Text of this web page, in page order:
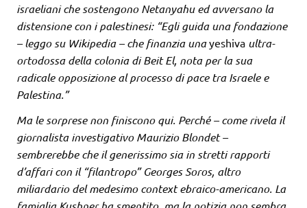
israeliani che sostengono Netanyahu ed avversano la
distensione con i palestinesi: “Egli guida una fondazione
– leggo su Wikipedia – che finanzia unayeshiva ultra-
ortodossa della colonia di Beit El, nota per la sua
radicale opposizione al processo di pace tra Israele e
Palestina.”
Ma le sorprese non finiscono qui. Perché – come rivela il
giornalista investigativo Maurizio Blondet –
sembrerebbe che il generissimo sia in stretti rapporti
d’affari con il “filantropo” Georges Soros, altro
miliardario del medesimo context ebraico-americano. La